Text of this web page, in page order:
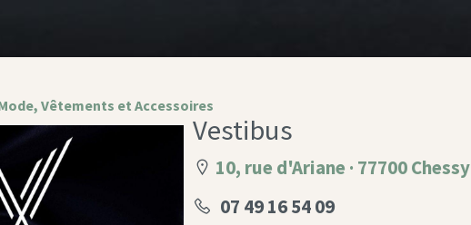
Vêtements et Accessoires
Vestibus
10, rue d'Ariane · 77700 Chessy
07 49 16 54 09